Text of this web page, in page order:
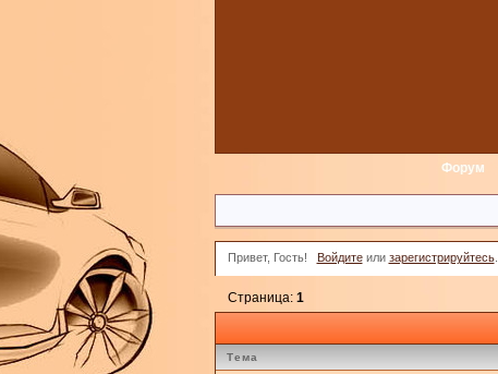
Форум
Привет, Гость! Войдитеили зарегистрируйтесь.
Страница:1
Тема